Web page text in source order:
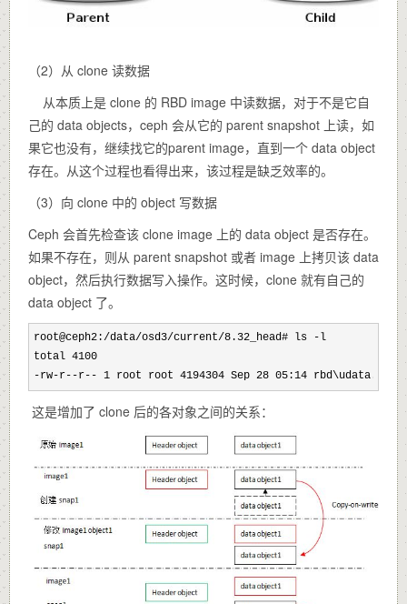
（2）从 clone 读数据
从本质上是 clone 的 RBD image 中读数据，对于不是它自
己的 data objects，ceph 会从它的 parent snapshot 上读，如
果它也没有，继续找它的parent image，直到一个 data object
存在。从这个过程也看得出来，该过程是缺乏效率的。
（3）向 clone 中的 object 写数据
Ceph 会首先检查该 clone image 上的 data object 是否存在。
如果不存在，则从 parent snapshot 或者 image 上拷贝该 data
object，然后执行数据写入操作。这时候，clone 就有自己的
data object 了。
root@ceph2:/data/osd3/current/8.32_head# ls - l
total 4100
-rw-r--r-- 1 root root 4194304 Sep 28 05:14
这是增加了 clone 后的各对象之间的关系：